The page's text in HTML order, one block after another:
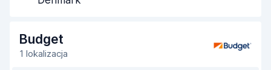
Czystość samochodu 9,2
Budget
1 lokalizacja